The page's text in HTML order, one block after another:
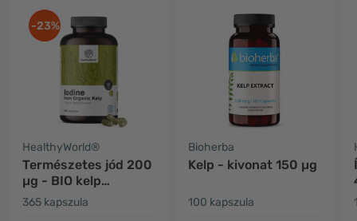
-23%
HealthyWorld®
Természetes jód 200
µg - BIO kelp
moszatból
365 kapszula
Bioherba
Kelp - kivonat 150 µg
100 kapszula